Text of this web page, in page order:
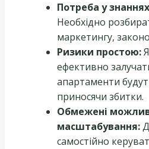
Потреба у
Необхідно
маркетингу,
Ризики простою:
ефективно
апартаменти
приносячи збитки.
Обмежені
масштабування:
самостійно